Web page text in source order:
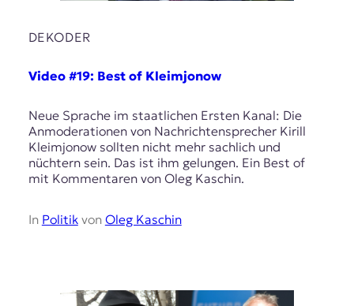
DEKODER
Video #19: Best of Kleimjonow
Neue Sprache im staatlichen Ersten Kanal: Die
Anmoderationen von Nachrichtensprecher Kirill
Kleimjonow sollten nicht mehr sachlich und
nüchtern sein. Das ist ihm gelungen. Ein Best of
mit Kommentaren von Oleg Kaschin.
In Politikvon Oleg Kaschin